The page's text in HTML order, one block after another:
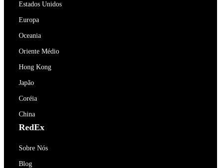
Estados Unidos
Europa
Oceania
Oriente Médio
Hong Kong
Japão
Coréia
China
RedEx
Sobre Nós
Blog